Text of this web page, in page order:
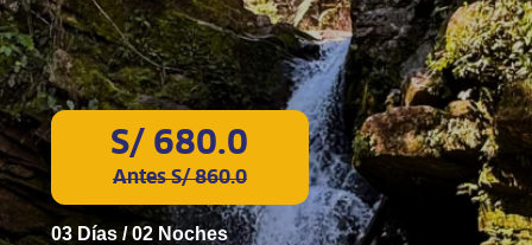
S/ 680.0
Antes S/ 860.0
03 Días / 02 Noches